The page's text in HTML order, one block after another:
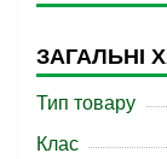
ЗАГАЛЬНІ
Тип товару
Клас